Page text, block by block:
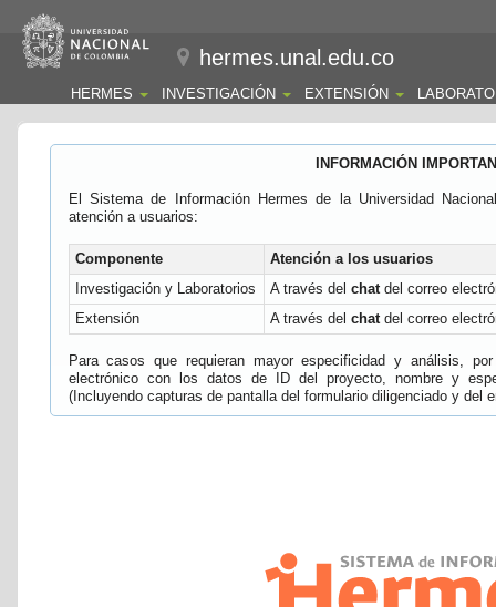
hermes.unal.edu.co
HERMES INVESTIGACIÓN EXTENSIÓN
INFORMACIÓN
El Sistema de Información Hermes de la Universidad
atención a usuarios:
Componente
Atención a los usuarios
Investigación y Laboratorios
A través del chatdel correo
Extensión
A través del chatdel correo
Para casos que requieran mayor especificidad y análisis,
electrónico con los datos de ID del proyecto, nombre y
(Incluyendo capturas de pantalla del formulario diligenciado y del